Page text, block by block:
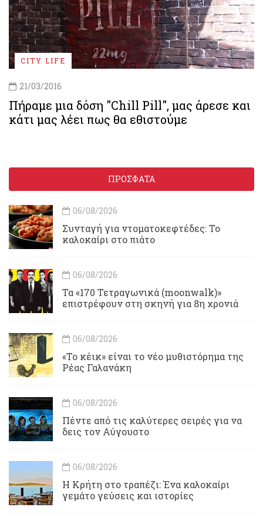
CITY LIFE
21/03/2016
Πήραμε μια δόση "Chill Pill", μας άρεσε και
κάτι μας λέει πως θα εθιστούμε
ΠΡΟΣΦΑΤΑ
06/08/2026
Συνταγή για ντοματοκεφτέδες: Το
καλοκαίρι στο πιάτο
06/08/2026
Τα «170 Τετραγωνικά (moonwalk)»
επιστρέφουν στη σκηνή για 8η χρονιά
06/08/2026
«Το κέικ» είναι το νέο μυθιστόρημα της
Ρέας Γαλανάκη
06/08/2026
Πέντε από τις καλύτερες σειρές για να
δεις τον Αύγουστο
06/08/2026
Η Κρήτη στο τραπέζι: Ένα καλοκαίρι
γεμάτο γεύσεις και ιστορίες